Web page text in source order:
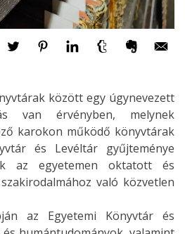
között egy úgynevezett
van érvényben, melynek
karokon működő könyvtárak
és Levéltár gyűjteménye
az egyetemen oktatott és
való közvetlen
az Egyetemi Könyvtár és